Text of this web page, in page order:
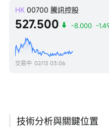
HK 00700 騰訊控股
527.500 -8.000 -
交易中 02/13 03:06
技術分析與關鍵位置